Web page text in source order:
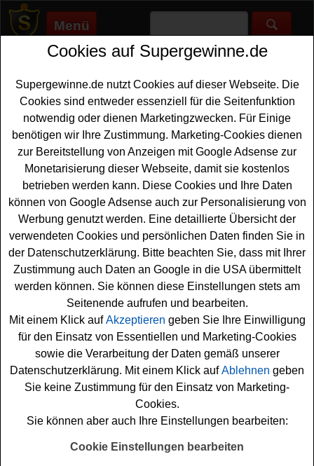
Menü
Supergewinne.de>Gewinnspiele>Technik Gewinnspiele>
Anzeige:
Anzeige:
InTouch Gewinnspiel - tolle
Lautsprecher gewinnen
Wer gern einen coolenLautsprecher gewinnenmöchte,
sollte an dem kostenlosen InTouch Gewinnspiel
teilnehmen. Verlost werden zwei Hella Produktset plus
JBL Charge 5 Lautsprecher im Wert von ca. 200 Euro.
Falls Sie an der Verlosung teilnehmen wollen, brauchen
Sie nur flink das Formular auszufüllen und schon sind
Sie gratis mit am Start. Vielleicht haben Sie ja Glück und
können eins der Sets mit dem Lautsprecher gewinnen?
Auf jeden Fall sind die Daumen schon fest gedrückt! Viel
Spaß bei der Teilnahme!
InTouch verlost 2x ein Hella Produktset
plus JBL Charge 5 Lautsprecher
Anzeige:
Cookies auf Supergewinne.de
Supergewinne.de nutzt Cookies auf dieser Webseite. Die
Cookies sind entweder essenziell für die Seitenfunktion
notwendig oder dienen Marketingzwecken. Für Einige
benötigen wir Ihre Zustimmung. Marketing-Cookies dienen
zur Bereitstellung von Anzeigen mit Google Adsense zur
Monetarisierung dieser Webseite, damit sie kostenlos
betrieben werden kann. Diese Cookies und Ihre Daten
können von Google Adsense auch zur Personalisierung von
Werbung genutzt werden. Eine detaillierte Übersicht der
verwendeten Cookies und persönlichen Daten finden Sie in
der Datenschutzerklärung. Bitte beachten Sie, dass mit Ihrer
Zustimmung auch Daten an Google in die USA übermittelt
werden können. Sie können diese Einstellungen stets am
Seitenende aufrufen und bearbeiten.
Mit einem Klick aufAkzeptieren geben Sie Ihre Einwilligung
für den Einsatz von Essentiellen und Marketing-Cookies
sowie die Verarbeitung der Daten gemäß unserer
Datenschutzerklärung. Mit einem Klick aufAblehnen geben
Sie keine Zustimmung für den Einsatz von Marketing-
Cookies.
Sie können aber auch Ihre Einstellungen bearbeiten:
Cookie Einstellungen bearbeiten